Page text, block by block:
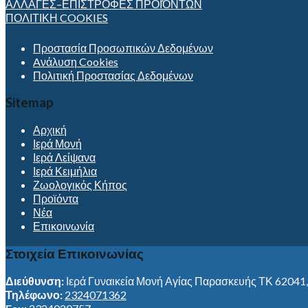
ΑΛΛΑΓΕΣ–ΕΠΙΣΤΡΟΦΕΣ ΠΡΟΪΌΝΤΩΝ
ΠΟΛΙΤΙΚΗ COOKIES
Προστασία Προσωπικών Δεδομένων
Aνάλυση Cookies
Πολιτική Προστασίας Δεδομένων
Sitemap
Αρχική
Ιερά Μονή
Ιερά Λείψανα
Ιερά Κειμήλια
Ζωολογικός Κήπος
Προϊόντα
Νέα
Επικοινωνία
Στοιχεία Επικοινωνίας
Διεύθυνση: Ιερά Γυναικεία Μονή Αγίας Παρασκευής ΤΚ
Τηλέφωνο: 2324071362